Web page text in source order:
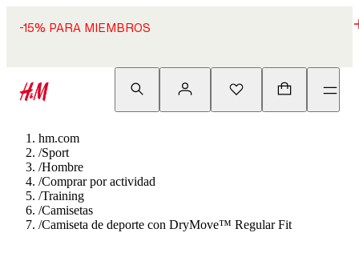
-15% PARA MIEMBROS
hm.com
/Sport
/Hombre
/Comprar por actividad
/Training
/Camisetas
/Camiseta de deporte con DryMove™ Regular Fit